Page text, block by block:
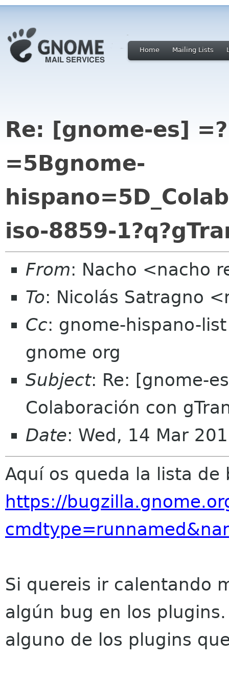
Home Mailing Lists
Re: [gnome-es]
=5Bgnome-
iso-8859-
From: Nacho <nacho
To: Nicolás Satragno
Cc: gnome-hispano-
gnome org
Subject: Re: [gnome-
Colaboración con
Date: Wed, 14 Mar
Aquí os queda la lista de
https://
Si quereis ir calentando
algún bug en los
alguno de los plugins